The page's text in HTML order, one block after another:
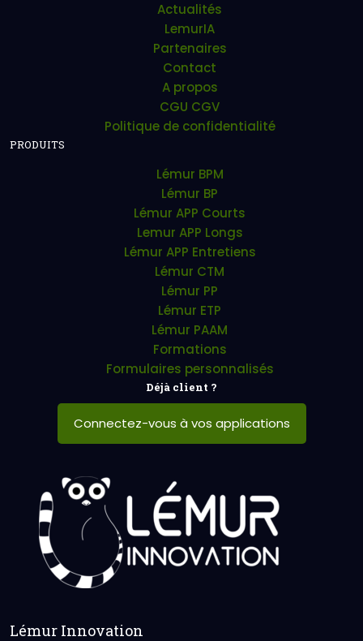
Actualités
LemurIA
Partenaires
Contact
A propos
CGU CGV
Politique de confidentialité
PRODUITS
Lémur BPM
Lémur BP
Lémur APP Courts
Lemur APP Longs
Lémur APP Entretiens
Lémur CTM
Lémur PP
Lémur ETP
Lémur PAAM
Formations
Formulaires personnalisés
Déjà client ?
Connectez-vous à vos applications
Lémur Innovation